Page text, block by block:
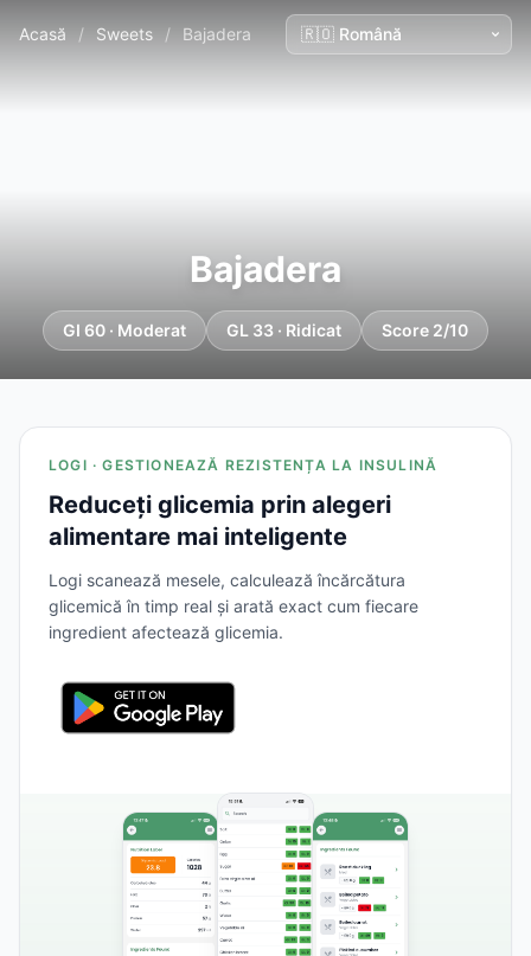
Acasă / Sweets / Bajadera
Bajadera
GI 60 · Moderat GL 33 · Ridicat Score 2/10
LOGI · GESTIONEAZĂ REZISTENȚA LA INSULINĂ
Reduceți glicemia prin alegeri
alimentare mai inteligente
Logi scanează mesele, calculează încărcătura
glicemică în timp real și arată exact cum fiecare
ingredient afectează glicemia.